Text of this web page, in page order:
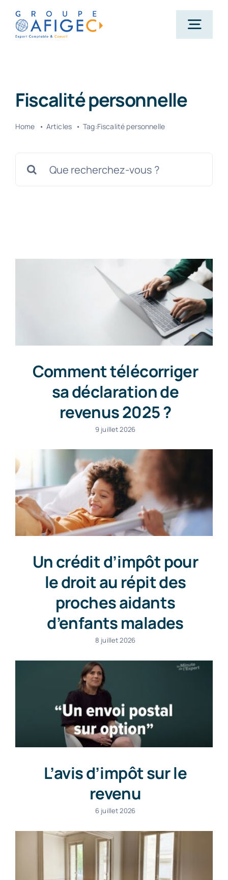
Passer
contenu
Qui-sommes-nous ?
Contact
Fiscalité personnelle
Home Articles Tag:Fiscalité personnelle
Comment télécorriger
sa déclaration de
revenus 2025 ?
9 juillet 2026
Un crédit d’impôt pour
le droit au répit des
proches aidants
d’enfants malades
8 juillet 2026
L’avis d’impôt sur le
revenu
6 juillet 2026